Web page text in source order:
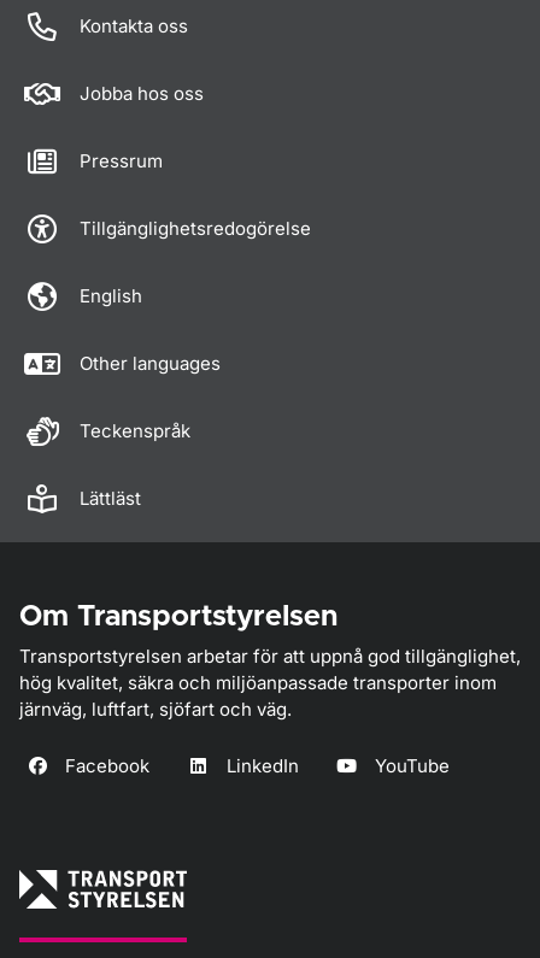
Kontakta oss
Jobba hos oss
Pressrum
Tillgänglighetsredogörelse
English
Other languages
Teckenspråk
Lättläst
Om Transportstyrelsen
Transportstyrelsen arbetar för att uppnå god tillgänglighet,
hög kvalitet, säkra och miljöanpassade transporter inom
järnväg, luftfart, sjöfart och väg.
Facebook LinkedIn YouTube